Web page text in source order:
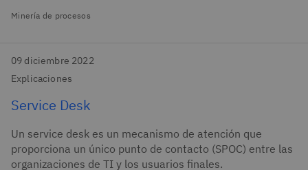
Minería de procesos
09 diciembre 2022
Explicaciones
Service Desk
Un service desk es un mecanismo de atención que
proporciona un único punto de contacto (SPOC) entre las
organizaciones de TI y los usuarios finales.